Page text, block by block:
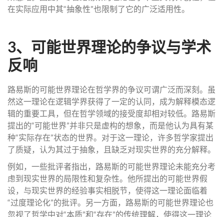
在实际应用中其“抽象性”也限制了它的广泛适用性。
3、可能世界理论的争议与学术
反响
路易斯的可能世界理论在哲学界的争议可谓广泛而深刻。虽
然这一理论在逻辑学界获得了一定的认同，成为解释模态逻
辑的重要工具，但在哲学领域的接受度却相对较低。路易斯
提出的“可能世界”并非只是虚构的想象，而是他认为具有某
种“实际存在”状态的世界。对于这一理论，许多哲学家提出
了质疑，认为其过于抽象，且缺乏对现实世界的充分解释。
例如，一些批评者指出，路易斯的可能世界理论未能充分考
虑到现实世界的局限性和复杂性。他所提出的可能世界假
设，与现实世界的经验事实相脱节，使得这一理论面临着
“过度理论化”的批评。另一方面，路易斯的可能世界理论也
忽视了哲学中对“本质”和“存在”的传统理解，使得这一理论